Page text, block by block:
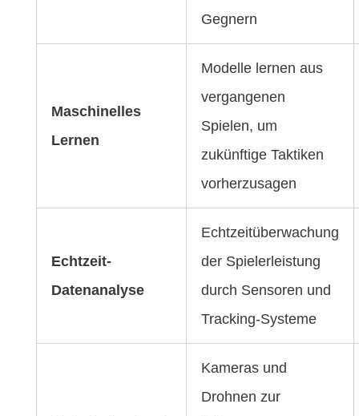
Gegnern
Maschinelles
Lernen
Modelle lernen aus
vergangenen
Spielen, um
zukünftige Taktiken
vorherzusagen
Echtzeit-
Datenanalyse
Echtzeitüberwachung
der Spielerleistung
durch Sensoren und
Tracking-Systeme
Kameras und
Drohnen zur